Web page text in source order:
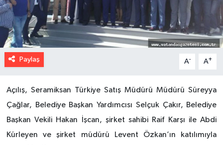
Paylaş A- A+
Açılış, Seramiksan Türkiye Satış Müdürü Müdürü Süreyya
Çağlar, Belediye Başkan Yardımcısı Selçuk Çakır, Belediye
Başkan Vekili Hakan İşcan, şirket sahibi Raif Karşı ile Abdi
Kürleyen ve şirket müdürü Levent Özkan’ın katılımıyla